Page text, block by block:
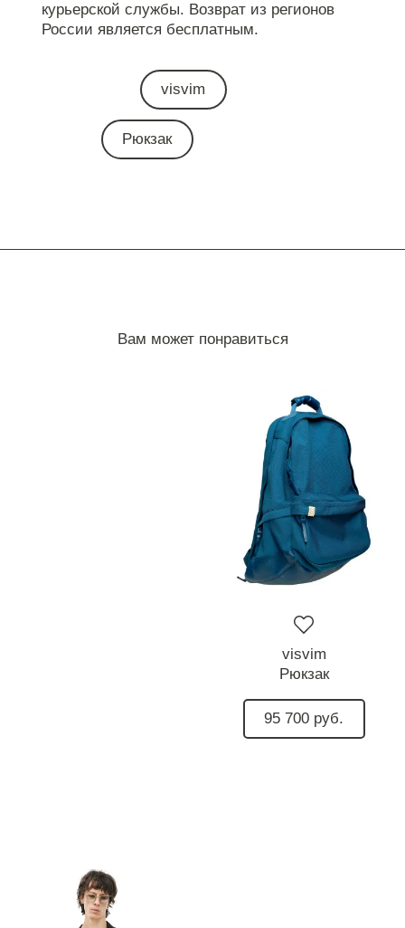
курьерской службы. Возврат из регионов
России является бесплатным.
visvim
Рюкзак
Вам может понравиться
visvim
Рюкзак
95 700 руб.